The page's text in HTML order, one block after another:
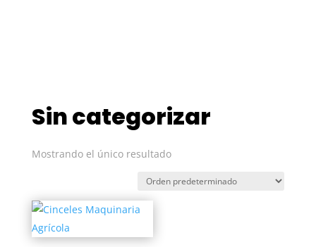
Sin categorizar
Mostrando el único resultado